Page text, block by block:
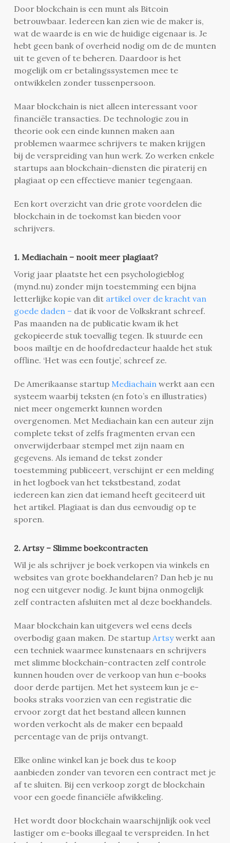
Door blockchain is een munt als Bitcoin
betrouwbaar. Iedereen kan zien wie de maker is,
wat de waarde is en wie de huidige eigenaar is. Je
hebt geen bank of overheid nodig om de de munten
uit te geven of te beheren. Daardoor is het
mogelijk om er betalingssystemen mee te
ontwikkelen zonder tussenpersoon.
Maar blockchain is niet alleen interessant voor
financiële transacties. De technologie zou in
theorie ook een einde kunnen maken aan
problemen waarmee schrijvers te maken krijgen
bij de verspreiding van hun werk. Zo werken enkele
startups aan blockchain-diensten die piraterij en
plagiaat op een effectieve manier tegengaan.
Een kort overzicht van drie grote voordelen die
blockchain in de toekomst kan bieden voor
schrijvers.
1. Mediachain – nooit meer plagiaat?
Vorig jaar plaatste het een psychologieblog
(mynd.nu) zonder mijn toestemming een bijna
letterlijke kopie van dit artikel over de kracht van
goede daden – dat ik voor de Volkskrant schreef.
Pas maanden na de publicatie kwam ik het
gekopieerde stuk toevallig tegen. Ik stuurde een
boos mailtje en de hoofdredacteur haalde het stuk
offline. ‘Het was een foutje’, schreef ze.
De Amerikaanse startup Mediachain werkt aan een
systeem waarbij teksten (en foto’s en illustraties)
niet meer ongemerkt kunnen worden
overgenomen. Met Mediachain kan een auteur zijn
complete tekst of zelfs fragmenten ervan een
onverwijderbaar stempel met zijn naam en
gegevens. Als iemand de tekst zonder
toestemming publiceert, verschijnt er een melding
in het logboek van het tekstbestand, zodat
iedereen kan zien dat iemand heeft geciteerd uit
het artikel. Plagiaat is dan dus eenvoudig op te
sporen.
2. Artsy – Slimme boekcontracten
Wil je als schrijver je boek verkopen via winkels en
websites van grote boekhandelaren? Dan heb je nu
nog een uitgever nodig. Je kunt bijna onmogelijk
zelf contracten afsluiten met al deze boekhandels.
Maar blockchain kan uitgevers wel eens deels
overbodig gaan maken. De startup Artsywerkt aan
een techniek waarmee kunstenaars en schrijvers
met slimme blockchain-contracten zelf controle
kunnen houden over de verkoop van hun e-books
door derde partijen. Met het systeem kun je e-
books straks voorzien van een registratie die
ervoor zorgt dat het bestand alleen kunnen
worden verkocht als de maker een bepaald
percentage van de prijs ontvangt.
Elke online winkel kan je boek dus te koop
aanbieden zonder van tevoren een contract met je
af te sluiten. Bij een verkoop zorgt de blockchain
voor een goede financiële afwikkeling.
Het wordt door blockchain waarschijnlijk ook veel
lastiger om e-books illegaal te verspreiden. In het